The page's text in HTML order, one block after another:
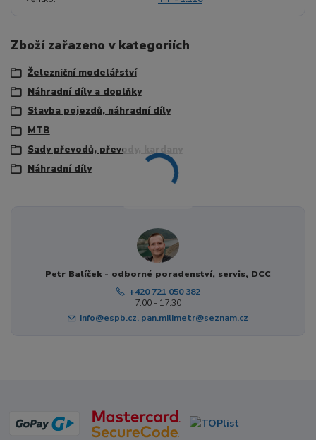
Zboží zařazeno v kategoriích
Železniční modelářství
Náhradní díly a doplňky
Stavba pojezdů, náhradní díly
MTB
Sady převodů, převody, kardany
Náhradní díly
Petr Balíček - odborné poradenství, servis, DCC
+420 721 050 382
7:00 - 17:30
info@espb.cz, pan.milimetr@seznam.cz